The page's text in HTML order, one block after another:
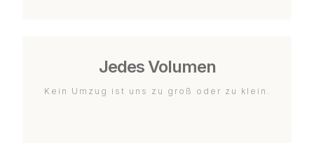
Jedes Volumen
Kein Umzug ist uns zu groß oder zu klein.